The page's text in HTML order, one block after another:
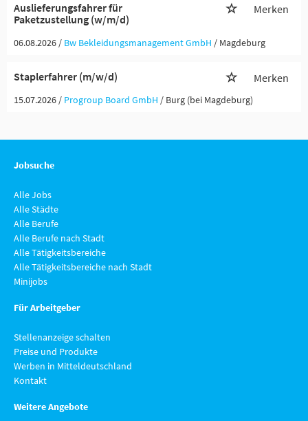
Auslieferungsfahrer für
Paketzustellung (w/m/d)
Merken
06.08.2026 / Bw Bekleidungsmanagement GmbH / Magdeburg
Staplerfahrer (m/w/d) Merken
15.07.2026 / Progroup Board GmbH / Burg (bei Magdeburg)
Jobsuche
Alle Jobs
Alle Städte
Alle Berufe
Alle Berufe nach Stadt
Alle Tätigkeitsbereiche
Alle Tätigkeitsbereiche nach Stadt
Minijobs
Für Arbeitgeber
Stellenanzeige schalten
Preise und Produkte
Werben in Mitteldeutschland
Kontakt
Weitere Angebote